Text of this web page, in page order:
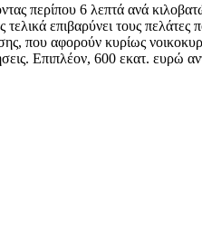
περίπου 6 λεπτά ανά
επιβαρύνει τους
που αφορούν κυρίως
Επιπλέον, 600 εκατ. ευρώ